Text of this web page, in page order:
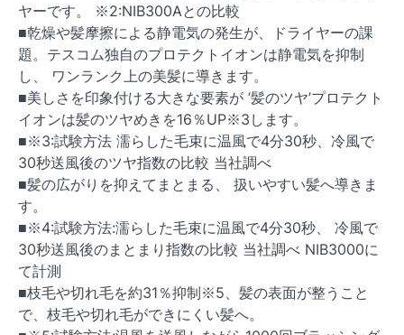
ヤーです。 ※2:NIB300Aとの比較
■乾燥や髪摩擦による静電気の発生が、ドライヤーの課
題。テスコム独自のプロテクトイオンは静電気を抑制
し、 ワンランク上の美髪に導きます。
■美しさを印象付ける大きな要素が ’髪のツヤ’プロテクト
イオンは髪のツヤめきを16％UP※3します。
■※3:試験方法 濡らした毛束に温風で4分30秒、冷風で
30秒送風後のツヤ指数の比較 当社調べ
■髪の広がりを抑えてまとまる、 扱いやすい髪へ導きま
す。
■※4:試験方法:濡らした毛束に温風で4分30秒、 冷風で
30秒送風後のまとまり指数の比較 当社調べ NIB3000に
て計測
■枝毛や切れ毛を約31％抑制※5、髪の表面が整うこと
で、枝毛や切れ毛ができにくい髪へ。